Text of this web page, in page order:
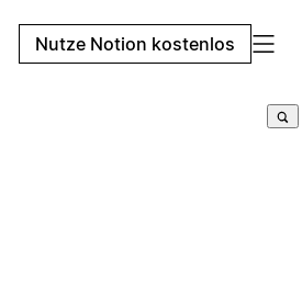
Nutze Notion kostenlos